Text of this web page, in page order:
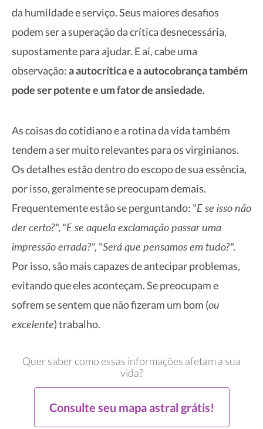
da humildade e serviço. Seus maiores desafios
podem ser a superação da crítica desnecessária,
supostamente para ajudar. E aí, cabe uma
observação:a autocrítica e a autocobrança também
pode ser potente e um fator de ansiedade.
As coisas do cotidiano e a rotina da vida também
tendem a ser muito relevantes para os virginianos.
Os detalhes estão dentro do escopo de sua essência,
por isso, geralmente se preocupam demais.
Frequentemente estão se perguntando: "E se isso não
der certo?", "E se aquela exclamação passar uma
impressão errada?", "Será que pensamos em tudo?".
Por isso, são mais capazes de antecipar problemas,
evitando que eles aconteçam. Se preocupam e
sofrem se sentem que não fizeram um bom (ou
excelente) trabalho.
Quer saber como essas informações afetam a sua
vida?
Consulte seu mapa astral grátis!